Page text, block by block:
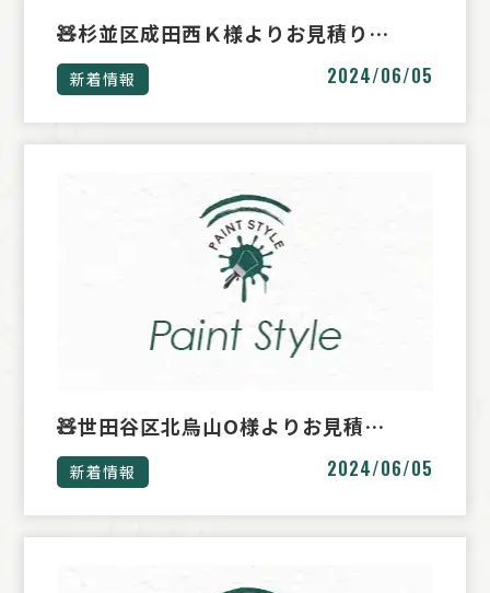
🧸杉並区成田西Ｋ様よりお見積り…
新着情報 2024/06/05
🧸世田谷区北烏山O様よりお見積…
新着情報 2024/06/05